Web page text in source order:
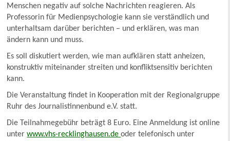
Menschen negativ auf solche Nachrichten reagieren. Als
Professorin für Medienpsychologie kann sie verständlich und
unterhaltsam darüber berichten – und erklären, was man
ändern kann und muss.
Es soll diskutiert werden, wie man aufklären statt anheizen,
konstruktiv miteinander streiten und konfliktsensitiv berichten
kann.
Die Veranstaltung findet in Kooperation mit der Regionalgruppe
Ruhr des Journalistinnenbund e.V. statt.
Die Teilnahmegebühr beträgt 8 Euro. Eine Anmeldung ist online
unterwww.vhs-recklinghausen.deoder telefonisch unter